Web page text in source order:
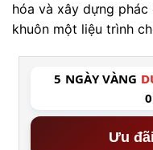
hóa và xây dựng
khuôn một liệu trình
5 NGÀY VÀNG
Ưu